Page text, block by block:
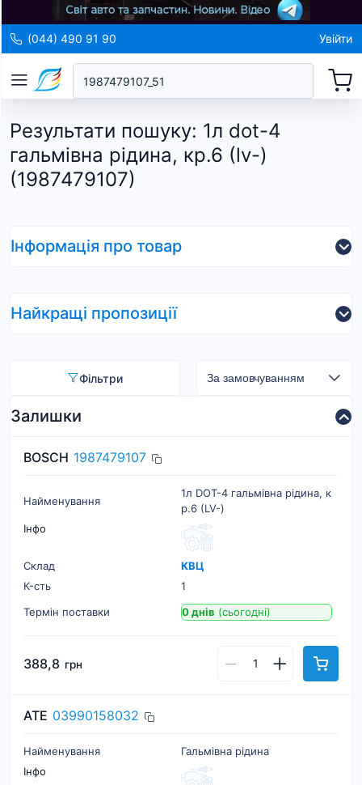
(044) 490 91 90 Увійти
Результати пошуку: 1л dot-4
гальмівна рідина, кр.6 (lv-)
(1987479107)
Інформація про товар
Найкращі пропозиції
Фільтри
Залишки
BOSCH 1987479107
Найменування
1л DOT-4 гальмівна рідина, к
р.6 (LV-)
Інфо
Склад
КВЦ
К-cть
1
Термін поставки
0 днів (сьогодні)
388,8 грн
ATE 03990158032
Найменування
Гальмівна рідина
Інфо